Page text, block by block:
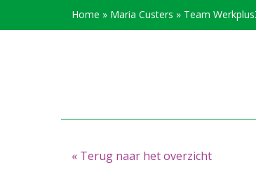
Home » Maria Custers » Team
« Terug naar het overzicht